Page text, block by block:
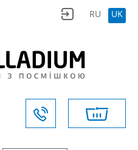
RU UK